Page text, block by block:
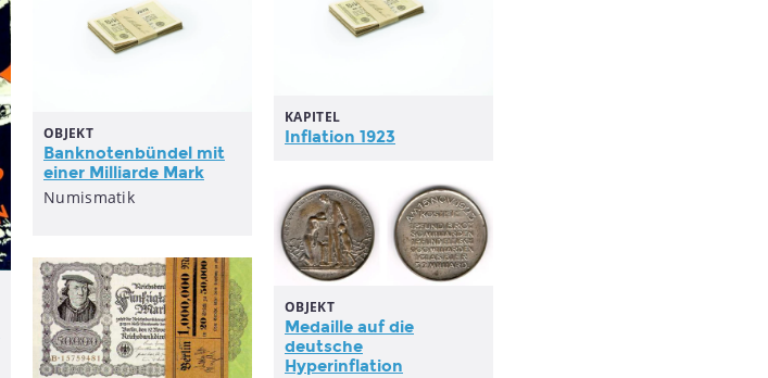
KAPITEL
Inflation 1923
OBJEKT
Banknotenbündel mit
einer Milliarde Mark
Numismatik
OBJEKT
Medaille auf die
deutsche
Hyperinflation